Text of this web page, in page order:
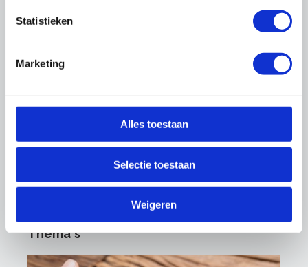
Statistieken
Marketing
Alles toestaan
Selectie toestaan
Weigeren
en overheden werken daarvoor het liefst
kennis en vaardigheid beschikken. Die
OnderhoudNL sector
Restauratieschilders.
Thema's